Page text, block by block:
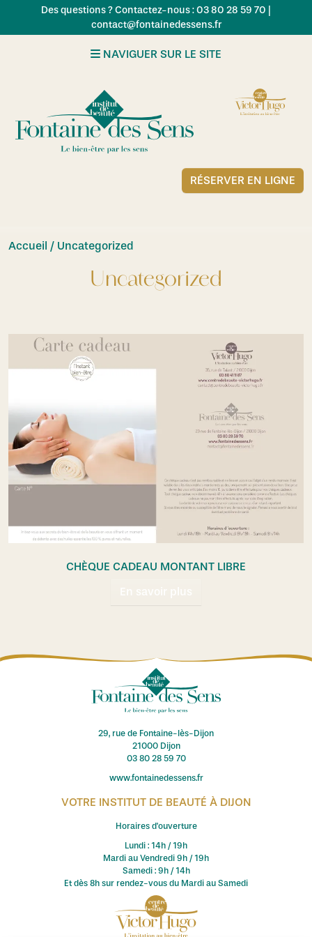
Skip to main content
Des questions ? Contactez-nous : 03 80 28 59 70 |
contact@fontainedessens.fr
NAVIGUER SUR LE SITE
RÉSERVER EN LIGNE
Accueil / Uncategorized
Uncategorized
CHÈQUE CADEAU MONTANT LIBRE
En savoir plus
29, rue de Fontaine-lès-Dijon
21000 Dijon
03 80 28 59 70
www.fontainedessens.fr
VOTRE INSTITUT DE BEAUTÉ À DIJON
Horaires d'ouverture
Lundi : 14h / 19h
Mardi au Vendredi 9h / 19h
Samedi : 9h / 14h
Et dès 8h sur rendez-vous du Mardi au Samedi